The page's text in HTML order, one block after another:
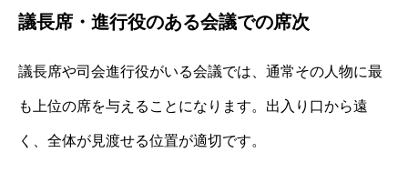
議長席・進行役のある会議での席次
議長席や司会進行役がいる会議では、通常その人物に最
も上位の席を与えることになります。出入り口から遠
く、全体が見渡せる位置が適切です。